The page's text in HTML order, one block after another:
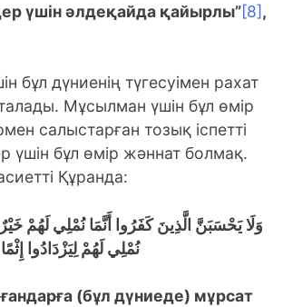
үшін әлдеқайда қайырлы”[8],
бұл дүниенің түгесуімен рахат
Мұсылман үшін бұл өмір
салыстарған тозық іспетті
үшін бұл өмір жәннат болмақ.
Құранда:
وَلَا يَحْسَبَنَّ الَّذِينَ كَفَرُوا أَنَّمَا نُمْلِي لَهُمْ
نُمْلِي لَهُمْ لِيَزْدَادُوا
(бұл дүниеде) мұрсат